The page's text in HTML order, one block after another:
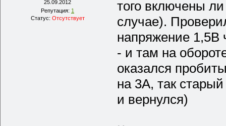
25.09.2012
Репутация: 1
Статус: Отсутствует
того включены
случае).
напряжение 1,5В
- и там на
оказался
на 3А, так
и вернулся)